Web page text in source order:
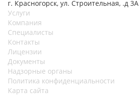
г. Красногорск, ул. Строительная, .д 3А
Услуги
Компания
Специалисты
Контакты
Лицензии
Документы
Надзорные органы
Политика конфиденциальности
Карта сайта